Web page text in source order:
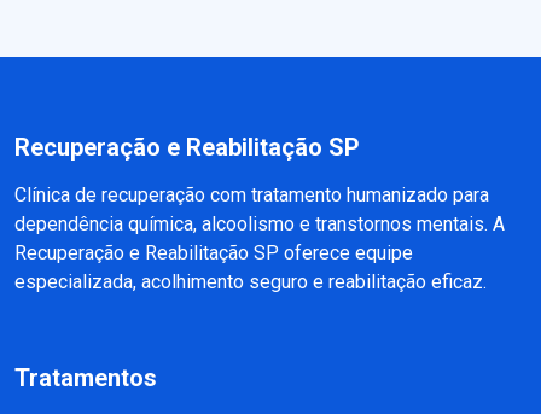
Recuperação e Reabilitação SP
Clínica de recuperação com tratamento humanizado para
dependência química, alcoolismo e transtornos mentais. A
Recuperação e Reabilitação SP oferece equipe
especializada, acolhimento seguro e reabilitação eficaz.
Tratamentos